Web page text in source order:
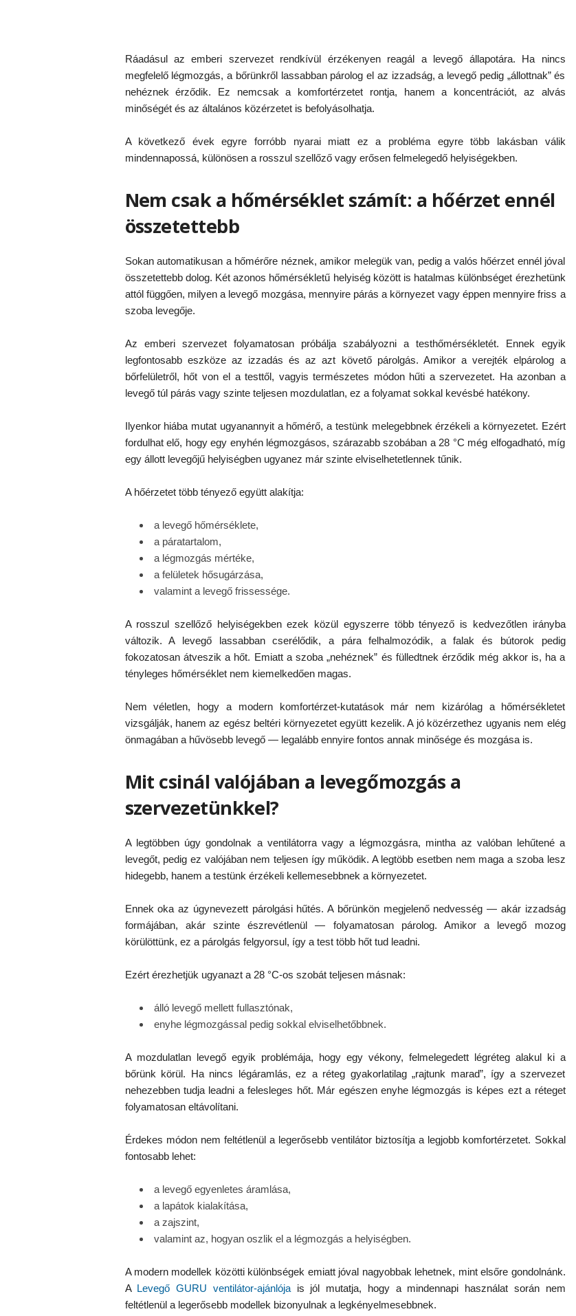
Ráadásul az emberi szervezet rendkívül érzékenyen reagál a levegő állapotára. Ha nincs
megfelelő légmozgás, a bőrünkről lassabban párolog el az izzadság, a levegő pedig „állottnak” és
nehéznek érződik. Ez nemcsak a komfortérzetet rontja, hanem a koncentrációt, az alvás
minőségét és az általános közérzetet is befolyásolhatja.
A következő évek egyre forróbb nyarai miatt ez a probléma egyre több lakásban válik
mindennapossá, különösen a rosszul szellőző vagy erősen felmelegedő helyiségekben.
Nem csak a hőmérséklet számít: a hőérzet ennél
összetettebb
Sokan automatikusan a hőmérőre néznek, amikor melegük van, pedig a valós hőérzet ennél jóval
összetettebb dolog. Két azonos hőmérsékletű helyiség között is hatalmas különbséget érezhetünk
attól függően, milyen a levegő mozgása, mennyire párás a környezet vagy éppen mennyire friss a
szoba levegője.
Az emberi szervezet folyamatosan próbálja szabályozni a testhőmérsékletét. Ennek egyik
legfontosabb eszköze az izzadás és az azt követő párolgás. Amikor a verejték elpárolog a
bőrfelületről, hőt von el a testtől, vagyis természetes módon hűti a szervezetet. Ha azonban a
levegő túl párás vagy szinte teljesen mozdulatlan, ez a folyamat sokkal kevésbé hatékony.
Ilyenkor hiába mutat ugyanannyit a hőmérő, a testünk melegebbnek érzékeli a környezetet. Ezért
fordulhat elő, hogy egy enyhén légmozgásos, szárazabb szobában a 28 °C még elfogadható, míg
egy állott levegőjű helyiségben ugyanez már szinte elviselhetetlennek tűnik.
A hőérzetet több tényező együtt alakítja:
a levegő hőmérséklete,
a páratartalom,
a légmozgás mértéke,
a felületek hősugárzása,
valamint a levegő frissessége.
A rosszul szellőző helyiségekben ezek közül egyszerre több tényező is kedvezőtlen irányba
változik. A levegő lassabban cserélődik, a pára felhalmozódik, a falak és bútorok pedig
fokozatosan átveszik a hőt. Emiatt a szoba „nehéznek” és fülledtnek érződik még akkor is, ha a
tényleges hőmérséklet nem kiemelkedően magas.
Nem véletlen, hogy a modern komfortérzet-kutatások már nem kizárólag a hőmérsékletet
vizsgálják, hanem az egész beltéri környezetet együtt kezelik. A jó közérzethez ugyanis nem elég
önmagában a hűvösebb levegő — legalább ennyire fontos annak minősége és mozgása is.
Mit csinál valójában a levegőmozgás a
szervezetünkkel?
A legtöbben úgy gondolnak a ventilátorra vagy a légmozgásra, mintha az valóban lehűtené a
levegőt, pedig ez valójában nem teljesen így működik. A legtöbb esetben nem maga a szoba lesz
hidegebb, hanem a testünk érzékeli kellemesebbnek a környezetet.
Ennek oka az úgynevezett párolgási hűtés. A bőrünkön megjelenő nedvesség — akár izzadság
formájában, akár szinte észrevétlenül — folyamatosan párolog. Amikor a levegő mozog
körülöttünk, ez a párolgás felgyorsul, így a test több hőt tud leadni.
Ezért érezhetjük ugyanazt a 28 °C-os szobát teljesen másnak:
álló levegő mellett fullasztónak,
enyhe légmozgással pedig sokkal elviselhetőbbnek.
A mozdulatlan levegő egyik problémája, hogy egy vékony, felmelegedett légréteg alakul ki a
bőrünk körül. Ha nincs légáramlás, ez a réteg gyakorlatilag „rajtunk marad”, így a szervezet
nehezebben tudja leadni a felesleges hőt. Már egészen enyhe légmozgás is képes ezt a réteget
folyamatosan eltávolítani.
Érdekes módon nem feltétlenül a legerősebb ventilátor biztosítja a legjobb komfortérzetet. Sokkal
fontosabb lehet:
a levegő egyenletes áramlása,
a lapátok kialakítása,
a zajszint,
valamint az, hogyan oszlik el a légmozgás a helyiségben.
A modern modellek közötti különbségek emiatt jóval nagyobbak lehetnek, mint elsőre gondolnánk.
A Levegő GURU ventilátor-ajánlójais jól mutatja, hogy a mindennapi használat során nem
feltétlenül a legerősebb modellek bizonyulnak a legkényelmesebbnek.